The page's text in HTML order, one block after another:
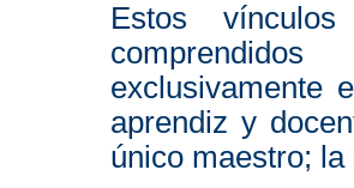
Estos
exclusivamente
aprendiz y
único maestro;